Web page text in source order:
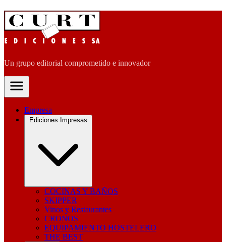
Un grupo editorial comprometido e innovador
Empresa
Ediciones Impresas
COCINAS Y BAÑOS
SKIPPER
Vinos y Restaurantes
CRONOS
EQUIPAMIENTO HOSTELERO
THE BEST